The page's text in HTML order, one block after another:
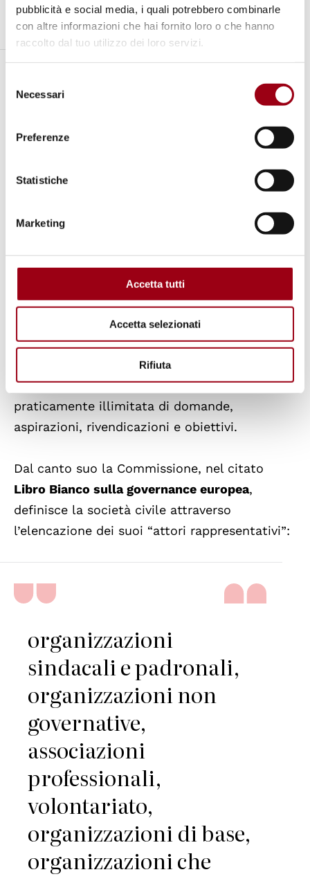
pubblicità e social media, i quali potrebbero combinarle
con altre informazioni che hai fornito loro o che hanno
raccolto dal tuo utilizzo dei loro servizi.
delNecessari
Preferenze
Statistiche
Marketing
Accetta tutti
Accetta selezionati
Rifiuta
“appartenenze” asserendo che “c’è accordo
Organisations, nella misura in cui si
come organizzazioni di società civile in senso
evidente che siamo in presenza di un
approccio ‘estensivo’ al tema della società
civile, spiegabile anche in ragione del fatto
che all’interno del CESE sono rappresentati
oltre che gli interessi dei datori di lavoro e dei
sindacati dei lavoratori, anche gli interessi
cosiddetti ‘generali’, cioè una gamma
praticamente illimitata di domande,
aspirazioni, rivendicazioni e obiettivi.
Dal canto suo la Commissione, nel citato
Libro Bianco sulla governance europea,
definisce la società civile attraverso
l’elencazione dei suoi “attori rappresentativi”:
organizzazioni
sindacali e padronali,
organizzazioni non
governative,
associazioni
professionali,
volontariato,
organizzazioni di base,
organizzazioni che